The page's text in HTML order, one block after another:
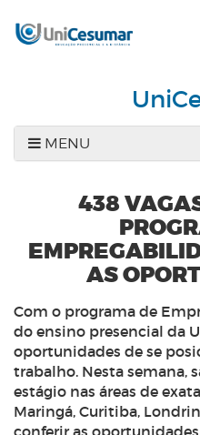
MENU
438
AS
Com o programa de
do ensino presencial da
oportunidades de se
trabalho. Nesta semana,
estágio nas áreas de
Maringá, Curitiba,
conferir as